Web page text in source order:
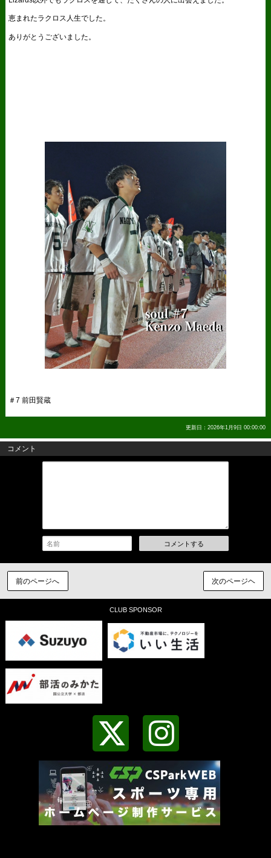
恵まれたラクロス人生でした。
ありがとうございました。
＃7 前田賢蔵
更新日：2026年1月9日 00:00:00
コメント
コメントする
前のページへ 次のページヘ
CLUB SPONSOR